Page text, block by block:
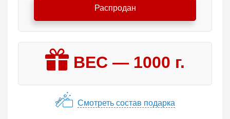
Распродан
ВЕС — 1000 г.
Смотреть состав подарка